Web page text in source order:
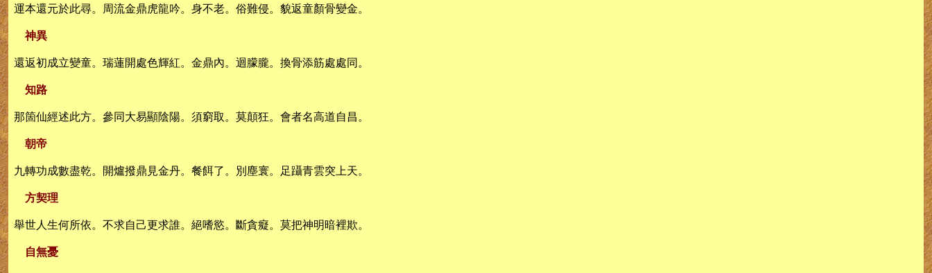
運本還元於此尋。周流金鼎虎龍吟。身不老。俗難侵。貌返童顏骨變金。
神異
還返初成立變童。瑞蓮開處色輝紅。金鼎內。迴朦朧。換骨添筋處處同。
知路
那箇仙經述此方。參同大易顯陰陽。須窮取。莫顛狂。會者名高道自昌。
朝帝
九轉功成數盡乾。開爐撥鼎見金丹。餐餌了。別塵寰。足躡青雲突上天。
方契理
舉世人生何所依。不求自己更求誰。絕嗜慾。斷貪癡。莫把神明暗裡欺。
自無憂